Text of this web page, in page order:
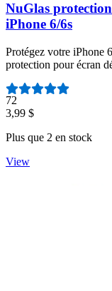
NuGlas
iPhone 6/6s
Protégez votre iPhone
protection pour écran
Nombre d'avis :
72
3,99 $
Plus que 2 en stock
View